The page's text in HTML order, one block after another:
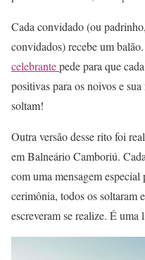
Cada convidado (ou
convidados) recebe um
celebrantepede para que
positivas para os noivos e
soltam!
Outra versão desse rito foi
em Balneário Camboriú.
com uma mensagem
cerimônia, todos os soltaram
escreveram se realize. É uma